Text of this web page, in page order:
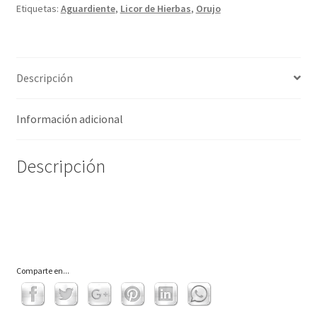
Etiquetas: Aguardiente, Licor de Hierbas, Orujo
Descripción
Información adicional
Descripción
Comparte en...